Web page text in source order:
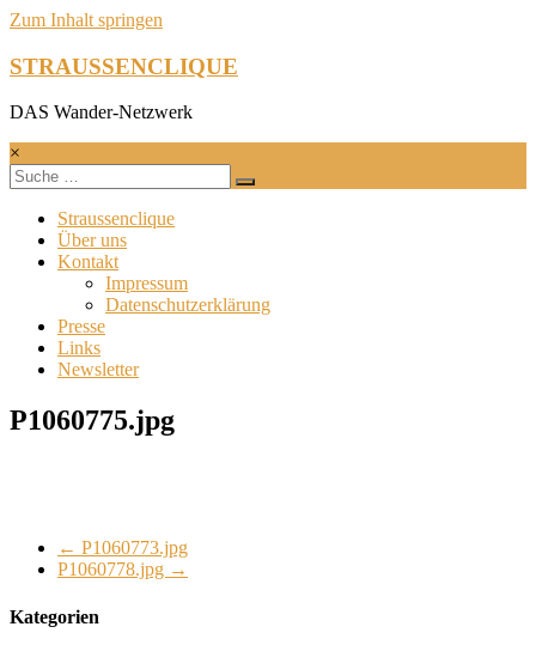
Zum Inhalt springen
STRAUSSENCLIQUE
DAS Wander-Netzwerk
×
Straussenclique
Über uns
Kontakt
Impressum
Datenschutzerklärung
Presse
Links
Newsletter
P1060775.jpg
← P1060773.jpg
P1060778.jpg →
Kategorien